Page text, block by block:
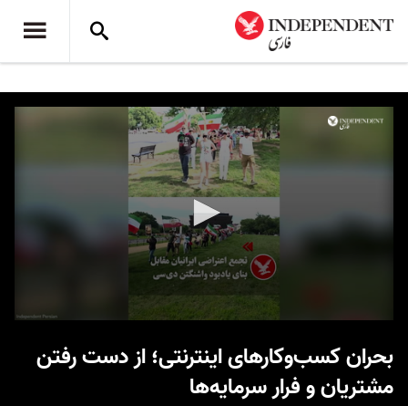
بحران کسب‌وکارهای اینترنتی؛ از دست رفتن
مشتریان و فرار سرمایه‌ها